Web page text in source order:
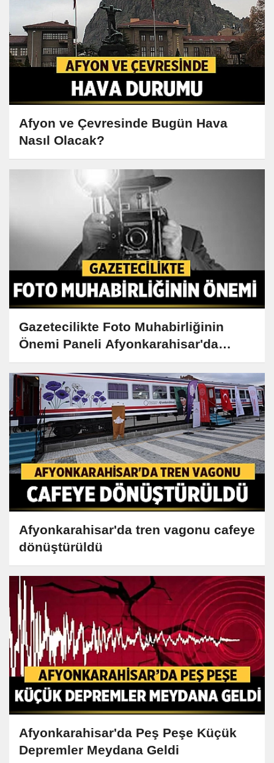
Afyon ve Çevresinde Bugün Hava
Nasıl Olacak?
Gazetecilikte Foto Muhabirliğinin
Önemi Paneli Afyonkarahisar'da
Gerçekleşiyor
Afyonkarahisar'da tren vagonu cafeye
dönüştürüldü
Afyonkarahisar'da Peş Peşe Küçük
Depremler Meydana Geldi